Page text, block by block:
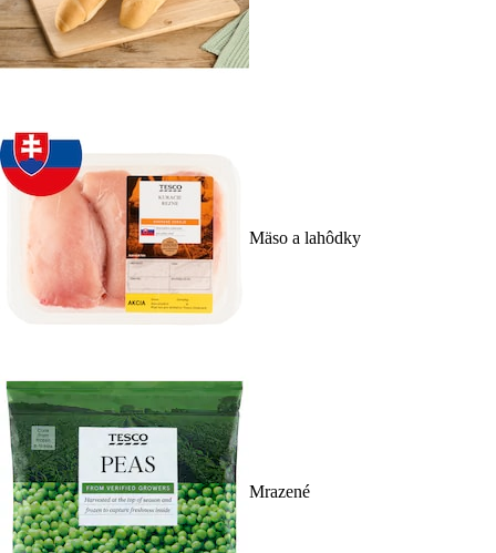
Mäso a lahôdky
Mrazené